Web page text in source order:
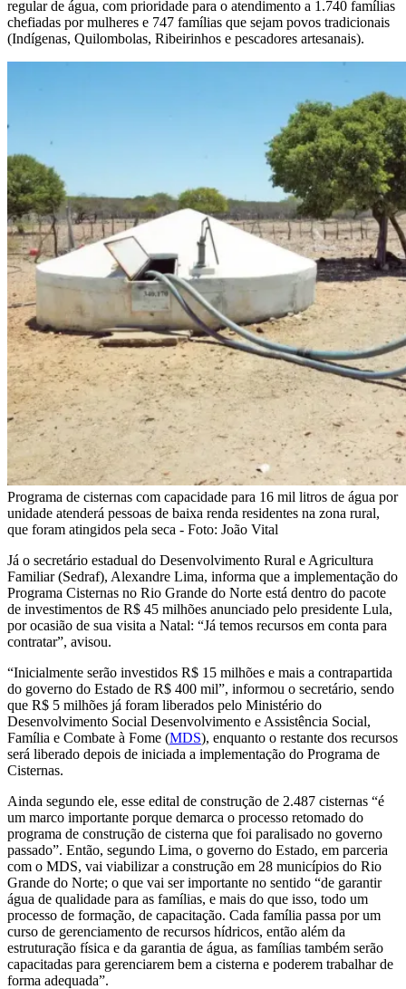
regular de água, com prioridade para o atendimento a 1.740 famílias
chefiadas por mulheres e 747 famílias que sejam povos tradicionais
(Indígenas, Quilombolas, Ribeirinhos e pescadores artesanais).
Programa de cisternas com capacidade para 16 mil litros de água por
unidade atenderá pessoas de baixa renda residentes na zona rural,
que foram atingidos pela seca - Foto: João Vital
Já o secretário estadual do Desenvolvimento Rural e Agricultura
Familiar (Sedraf), Alexandre Lima, informa que a implementação do
Programa Cisternas no Rio Grande do Norte está dentro do pacote
de investimentos de R$ 45 milhões anunciado pelo presidente Lula,
por ocasião de sua visita a Natal: “Já temos recursos em conta para
contratar”, avisou.
“Inicialmente serão investidos R$ 15 milhões e mais a contrapartida
do governo do Estado de R$ 400 mil”, informou o secretário, sendo
que R$ 5 milhões já foram liberados pelo Ministério do
Desenvolvimento Social Desenvolvimento e Assistência Social,
Família e Combate à Fome (MDS), enquanto o restante dos recursos
será liberado depois de iniciada a implementação do Programa de
Cisternas.
Ainda segundo ele, esse edital de construção de 2.487 cisternas “é
um marco importante porque demarca o processo retomado do
programa de construção de cisterna que foi paralisado no governo
passado”. Então, segundo Lima, o governo do Estado, em parceria
com o MDS, vai viabilizar a construção em 28 municípios do Rio
Grande do Norte; o que vai ser importante no sentido “de garantir
água de qualidade para as famílias, e mais do que isso, todo um
processo de formação, de capacitação. Cada família passa por um
curso de gerenciamento de recursos hídricos, então além da
estruturação física e da garantia de água, as famílias também serão
capacitadas para gerenciarem bem a cisterna e poderem trabalhar de
forma adequada”.